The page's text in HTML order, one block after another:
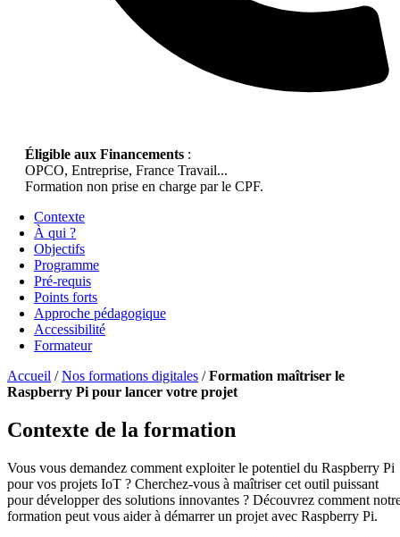
Éligible aux Financements :
OPCO, Entreprise, France Travail...
Formation non prise en charge par le CPF.
Contexte
À qui ?
Objectifs
Programme
Pré-requis
Points forts
Approche pédagogique
Accessibilité
Formateur
Accueil /Nos formations digitales /Formation maîtriser le
Raspberry Pi pour lancer votre projet
Contexte de la formation
Vous vous demandez comment exploiter le potentiel du Raspberry Pi
pour vos projets IoT ? Cherchez-vous à maîtriser cet outil puissant
pour développer des solutions innovantes ? Découvrez comment
formation peut vous aider à démarrer un projet avec Raspberry Pi.